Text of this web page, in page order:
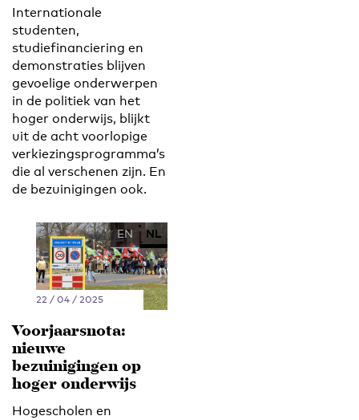
Internationale
studenten,
studiefinanciering en
demonstraties blijven
gevoelige onderwerpen
in de politiek van het
hoger onderwijs, blijkt
uit de acht voorlopige
verkiezingsprogramma’s
die al verschenen zijn. En
de bezuinigingen ook.
EN NL
22 / 04 / 2025
Voorjaarsnota:
nieuwe
bezuinigingen op
hoger onderwijs
Hogescholen en